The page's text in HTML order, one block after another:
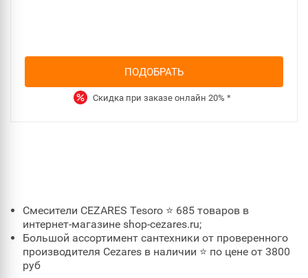
ПОДОБРАТЬ
Скидка при заказе онлайн 20% *
Смесители CEZARES Tesoro ⭐ 685 товаров в
интернет-магазине shop-cezares.ru;
Большой ассортимент сантехники от проверенного
производителя Cezares в наличии ⭐ по цене от 3800
руб